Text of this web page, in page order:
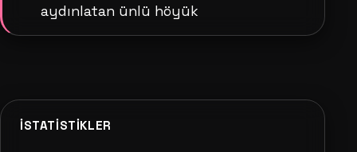
aydınlatan ünlü höyük
İSTATISTIKLER